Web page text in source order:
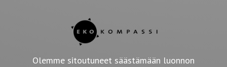
Olemme sitoutuneet säästämään luonnon